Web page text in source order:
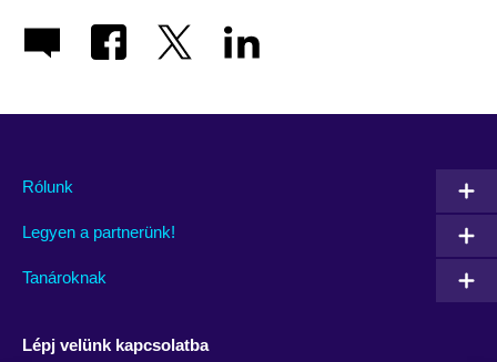
Rólunk
Legyen a partnerünk!
Tanároknak
Lépj velünk kapcsolatba